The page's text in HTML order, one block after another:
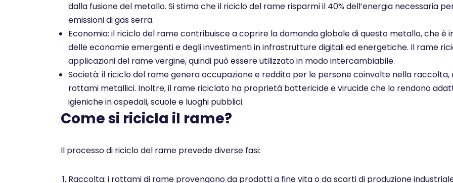
dalla fusione del metallo. Si stima che il riciclo del rame risparmi il 40% dell’energia necessaria
emissioni di gas serra.
Economia: il riciclo del rame contribuisce a coprire la domanda globale di questo metallo, che
delle economie emergenti e degli investimenti in infrastrutture digitali ed energetiche. Il rame
applicazioni del rame vergine, quindi può essere utilizzato in modo intercambiabile.
Società: il riciclo del rame genera occupazione e reddito per le persone coinvolte nella
rottami metallici. Inoltre, il rame riciclato ha proprietà battericide e virucide che lo rendono
igieniche in ospedali, scuole e luoghi pubblici.
Come si ricicla il rame?
Il processo di riciclo del rame prevede diverse fasi:
Raccolta: i rottami di rame provengono da prodotti a fine vita o da scarti di produzione